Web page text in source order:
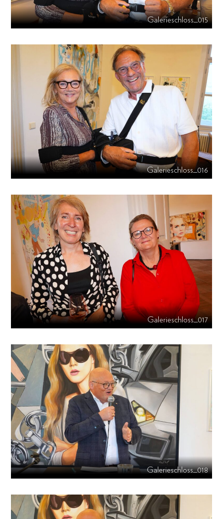
Galerieschloss_015
Galerieschloss_016
Galerieschloss_017
Galerieschloss_018